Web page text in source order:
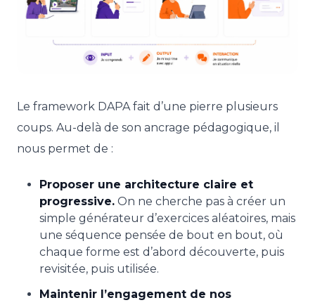
Le framework DAPA fait d’une pierre plusieurs
coups. Au-delà de son ancrage pédagogique, il
nous permet de :
Proposer une architecture claire et
progressive. On ne cherche pas à créer un
simple générateur d’exercices aléatoires, mais
une séquence pensée de bout en bout, où
chaque forme est d’abord découverte, puis
revisitée, puis utilisée.
Maintenir l’engagement de nos